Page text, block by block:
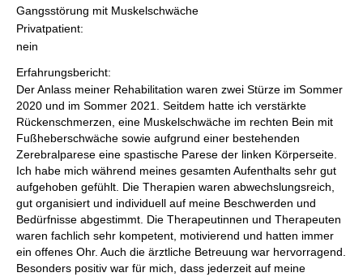
Gangsstörung mit Muskelschwäche
Privatpatient:
nein
Erfahrungsbericht:
Der Anlass meiner Rehabilitation waren zwei Stürze im Sommer
2020 und im Sommer 2021. Seitdem hatte ich verstärkte
Rückenschmerzen, eine Muskelschwäche im rechten Bein mit
Fußheberschwäche sowie aufgrund einer bestehenden
Zerebralparese eine spastische Parese der linken Körperseite.
Ich habe mich während meines gesamten Aufenthalts sehr gut
aufgehoben gefühlt. Die Therapien waren abwechslungsreich,
gut organisiert und individuell auf meine Beschwerden und
Bedürfnisse abgestimmt. Die Therapeutinnen und Therapeuten
waren fachlich sehr kompetent, motivierend und hatten immer
ein offenes Ohr. Auch die ärztliche Betreuung war hervorragend.
Besonders positiv war für mich, dass jederzeit auf meine